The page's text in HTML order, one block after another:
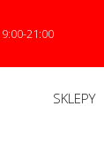
9:00-21:00
SKLEPY